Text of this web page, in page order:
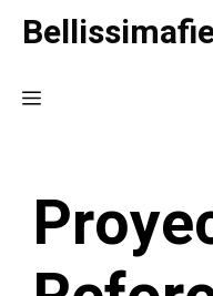
Saltar
contenido
Menú